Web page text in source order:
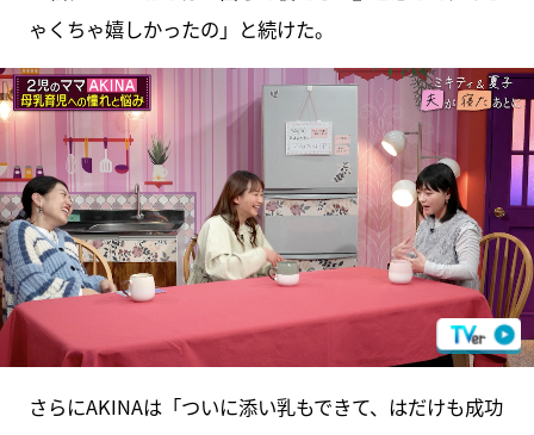
ゃくちゃ嬉しかったの」と続けた。
さらにAKINAは「ついに添い乳もできて、はだけも成功